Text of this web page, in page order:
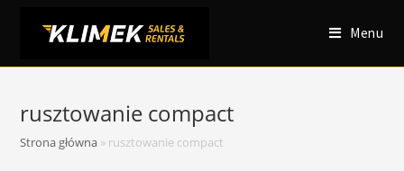
Menu
rusztowanie compact
Strona główna » rusztowanie compact